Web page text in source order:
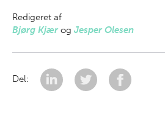
Redigeret af
Bjørg Kjærog Jesper Olesen
Del: